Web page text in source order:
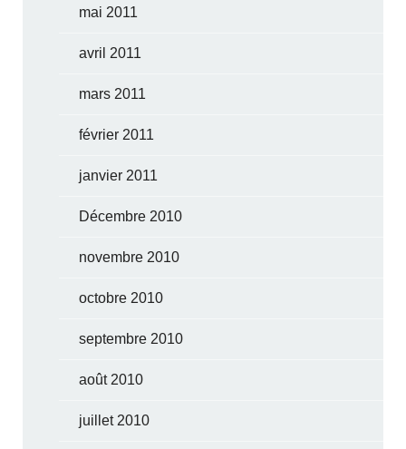
mai 2011
avril 2011
mars 2011
février 2011
janvier 2011
Décembre 2010
novembre 2010
octobre 2010
septembre 2010
août 2010
juillet 2010